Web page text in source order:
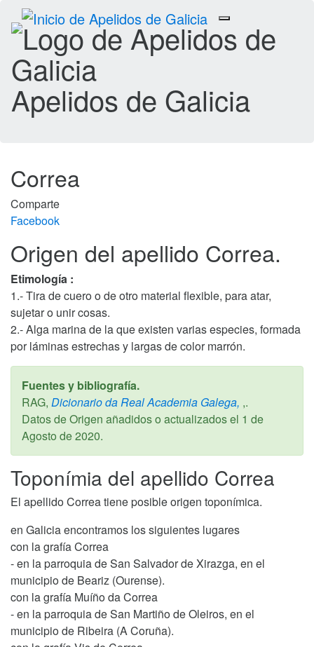
Toggle
navigation
Apelidos de Galicia
Correa
Comparte
Facebook
Origen del apellido Correa.
Etimología :
1.- Tira de cuero o de otro material flexible, para atar,
sujetar o unir cosas.
2.- Alga marina de la que existen varias especies, formada
por láminas estrechas y largas de color marrón.
Fuentes y bibliografía.
RAG, Dicionario da Real Academia Galega, ,.
Datos de Origen añadidos o actualizados el 1 de
Agosto de 2020.
Toponímia del apellido Correa
El apellido Correa tiene posible origen toponímica.
en Galicia encontramos los siguientes lugares
con la grafía Correa
- en la parroquia de San Salvador de Xirazga, en el
municipio de Beariz (Ourense).
con la grafía Muíño da Correa
- en la parroquia de San Martiño de Oleiros, en el
municipio de Ribeira (A Coruña).